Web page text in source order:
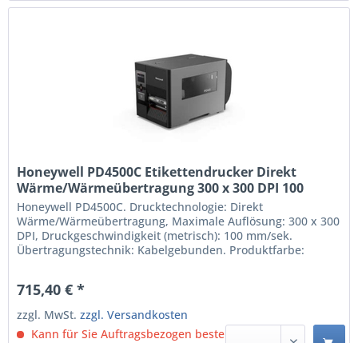
Honeywell PD4500C Etikettendrucker Direkt
Wärme/Wärmeübertragung 300 x 300 DPI 100
mm/sek Kabelgebunden Ethernet/LAN
(PD4500C0010000300)
Honeywell PD4500C. Drucktechnologie: Direkt
Wärme/Wärmeübertragung, Maximale Auflösung: 300 x 300
DPI, Druckgeschwindigkeit (metrisch): 100 mm/sek.
Übertragungstechnik: Kabelgebunden. Produktfarbe:
(metrisch): 100 mm/sek Übertragungstechnik:
Kabelgebunden USB Anschluss...
715,40 € *
zzgl. MwSt.zzgl. Versandkosten
Kann für Sie Auftragsbezogen bestellt werden.